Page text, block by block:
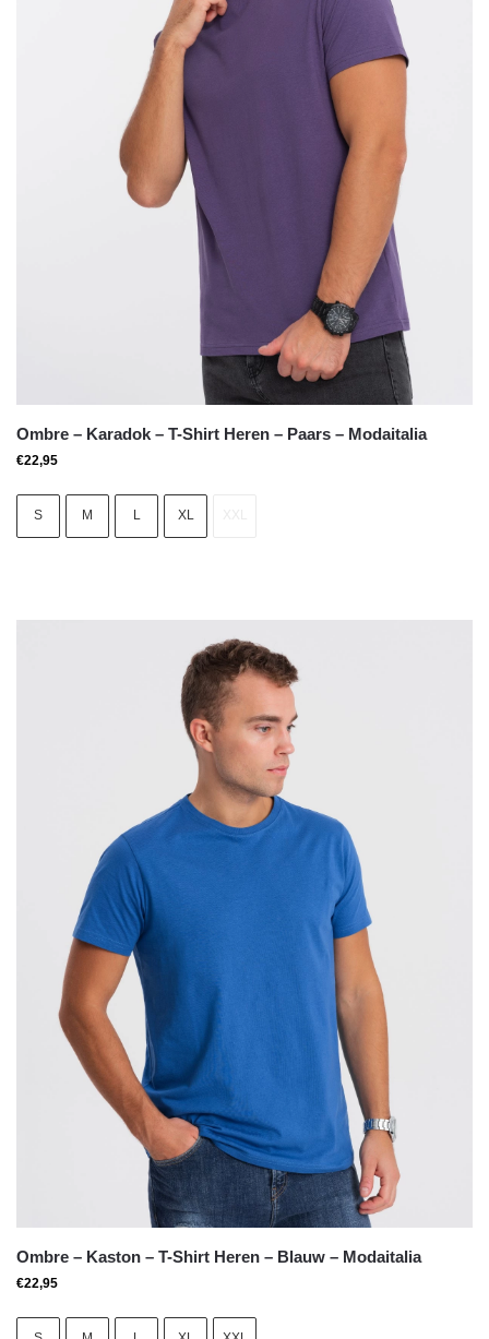
Ombre – Karadok – T-Shirt Heren – Paars – Modaitalia
€22,95
S M L XL
Ombre – Kaston – T-Shirt Heren – Blauw – Modaitalia
€22,95